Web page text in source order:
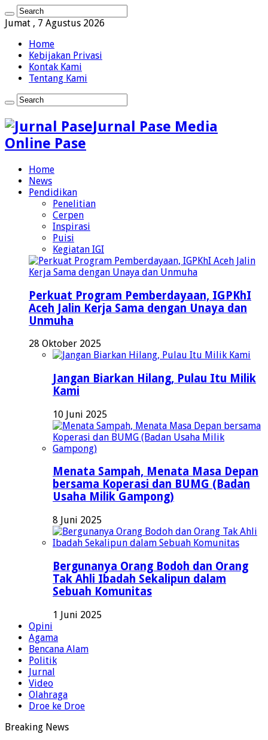
Jumat , 7 Agustus 2026
Home
Kebijakan Privasi
Kontak Kami
Tentang Kami
Jurnal Pase Media
Online Pase
Home
News
Pendidikan
Penelitian
Cerpen
Inspirasi
Puisi
Kegiatan IGI
Perkuat Program Pemberdayaan, IGPKhI
Aceh Jalin Kerja Sama dengan Unaya dan
Unmuha
28 Oktober 2025
Jangan Biarkan Hilang, Pulau Itu Milik
Kami
10 Juni 2025
Menata Sampah, Menata Masa Depan
bersama Koperasi dan BUMG (Badan
Usaha Milik Gampong)
8 Juni 2025
Bergunanya Orang Bodoh dan Orang
Tak Ahli Ibadah Sekalipun dalam
Sebuah Komunitas
1 Juni 2025
Opini
Agama
Bencana Alam
Politik
Jurnal
Video
Olahraga
Droe ke Droe
Breaking News